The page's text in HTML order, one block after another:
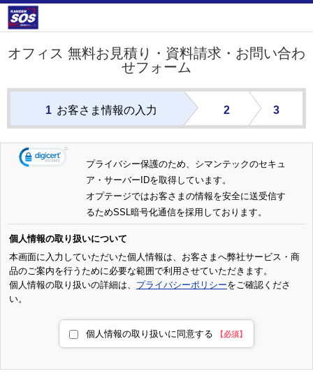
オフィス 無料お見積り・資料請求・お問い合わ
せフォーム
1 お客さま情報の入力 2 3
プライバシー保護のため、シマンテックのセキュ
ア・サーバーIDを取得しています。
オプテージではお客さまの情報を安全に送受信す
るためSSL暗号化通信を採用しております。
個人情報の取り扱いについて
本画面に入力していただいた個人情報は、お客さまへ弊社サービス・商
品のご案内を行うために必要な範囲で利用させていただきます。
個人情報の取り扱いの詳細は、 プライバシーポリシーをご確認くださ
い。
個人情報の取り扱いに同意する 【必須】